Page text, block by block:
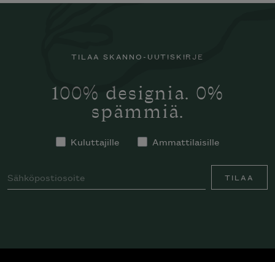
TILAA SKANNO-UUTISKIRJE
100% designia. 0%
spämmiä.
Kuluttajille Ammattilaisille
TILAA